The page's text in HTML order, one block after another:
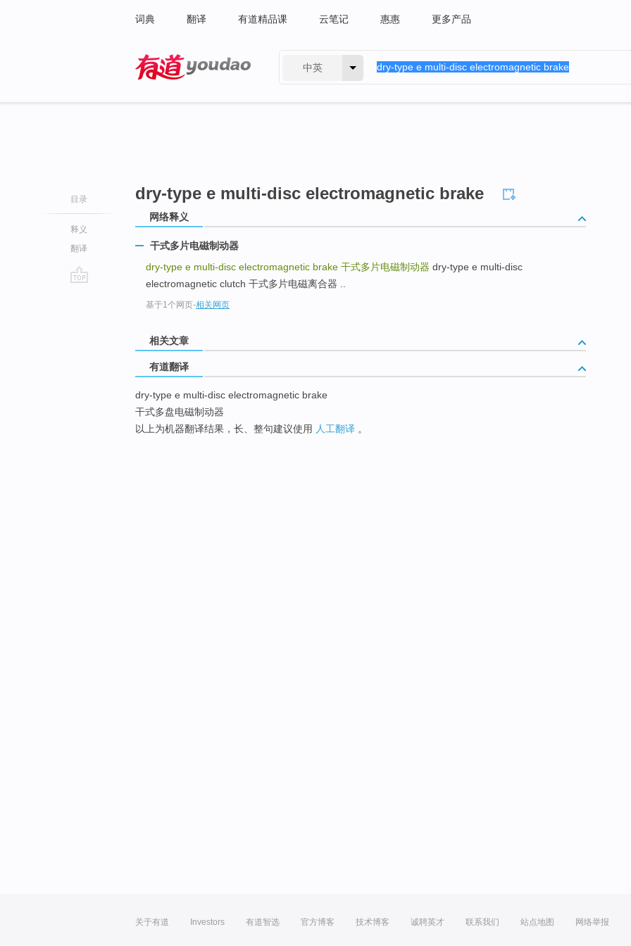
词典 翻译 有道精品课 云笔记 惠惠 更多产品
中英
目录
释义
翻译
dry-type e multi-disc electromagnetic brake
网络释义
干式多片电磁制动器
dry-type e multi-disc electromagnetic brake 干式多片电磁制动器 dry-type e multi-disc
electromagnetic clutch 干式多片电磁离合器 ..
基于1个网页-相关网页
相关文章
有道翻译
dry-type e multi-disc electromagnetic brake
干式多盘电磁制动器
以上为机器翻译结果，长、整句建议使用 人工翻译 。
关于有道 Investors 有道智选 官方博客 技术博客 诚聘英才 联系我们 站点地图 网络举报